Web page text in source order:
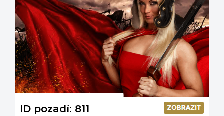
ID pozadí: 811